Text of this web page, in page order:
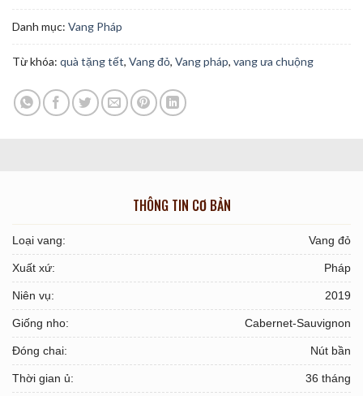
Danh mục: Vang Pháp
Từ khóa: quà tặng tết, Vang đỏ, Vang pháp, vang ưa chuộng
THÔNG TIN CƠ BẢN
Loại vang: Vang đỏ
Xuất xứ: Pháp
Niên vụ: 2019
Giống nho: Cabernet-Sauvignon
Đóng chai: Nút bần
Thời gian ủ: 36 tháng